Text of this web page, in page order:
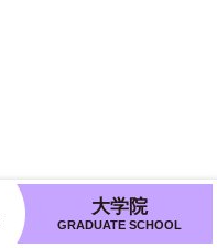
大学院
GRADUATE SCHOOL